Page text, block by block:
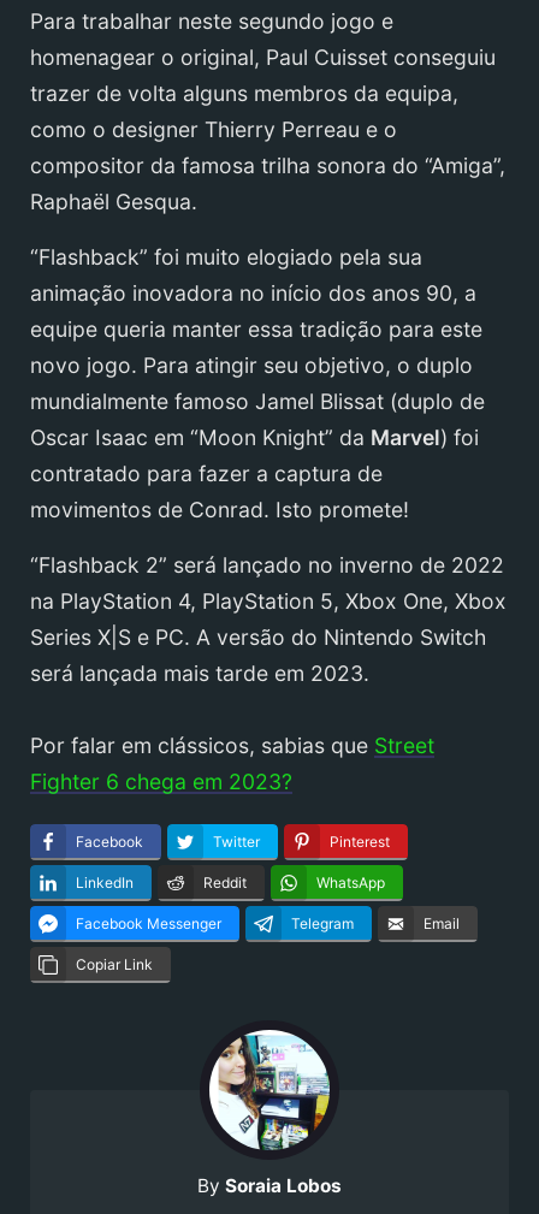
Para trabalhar neste segundo jogo e
homenagear o original, Paul Cuisset conseguiu
trazer de volta alguns membros da equipa,
como o designer Thierry Perreau e o
compositor da famosa trilha sonora do “Amiga”,
Raphaël Gesqua.
“Flashback” foi muito elogiado pela sua
animação inovadora no início dos anos 90, a
equipe queria manter essa tradição para este
novo jogo. Para atingir seu objetivo, o duplo
mundialmente famoso Jamel Blissat (duplo de
Oscar Isaac em “Moon Knight” da Marvel) foi
contratado para fazer a captura de
movimentos de Conrad. Isto promete!
“Flashback 2” será lançado no inverno de 2022
na PlayStation 4, PlayStation 5, Xbox One, Xbox
Series X|S e PC. A versão do Nintendo Switch
será lançada mais tarde em 2023.
Por falar em clássicos, sabias que Street
Fighter 6 chega em 2023?
Facebook Twitter Pinterest
LinkedIn Reddit WhatsApp
Facebook Messenger Telegram Email
Copiar Link
By Soraia Lobos